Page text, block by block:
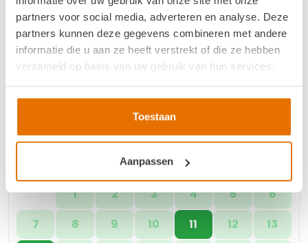
partners voor social media, adverteren en analyse. Deze
partners kunnen deze gegevens combineren met andere
informatie die u aan ze heeft verstrekt of die ze hebben
verzameld op basis van uw gebruik van hun services.
We werken samen met13 derdendie uw gegevens
kunnen ontvangen en verwerken.
Toestaan
Aanpassen
17
18 19 20 21 22
23
24
25 26 27 28 29 30
September 2026
We Th Fr
1
2 3 4 5
6
7
8 9 10 11 12 13